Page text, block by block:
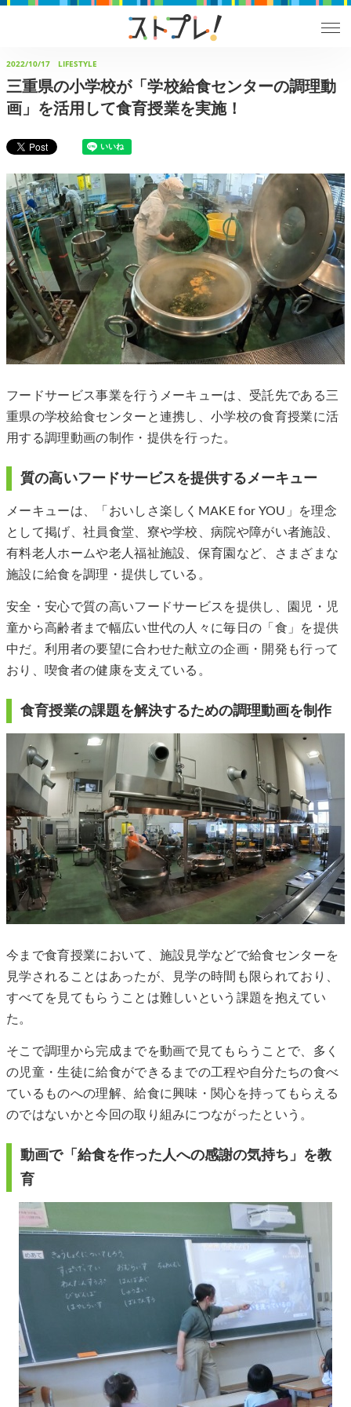
2022/10/17 LIFESTYLE
三重県の小学校が「学校給食センターの調理動
画」を活用して食育授業を実施！
フードサービス事業を行うメーキューは、受託先である三
重県の学校給食センターと連携し、小学校の食育授業に活
用する調理動画の制作・提供を行った。
質の高いフードサービスを提供するメーキュー
メーキューは、「おいしさ楽しくMAKE for YOU」を理念
として掲げ、社員食堂、寮や学校、病院や障がい者施設、
有料老人ホームや老人福祉施設、保育園など、さまざまな
施設に給食を調理・提供している。
安全・安心で質の高いフードサービスを提供し、園児・児
童から高齢者まで幅広い世代の人々に毎日の「食」を提供
中だ。利用者の要望に合わせた献立の企画・開発も行って
おり、喫食者の健康を支えている。
食育授業の課題を解決するための調理動画を制作
今まで食育授業において、施設見学などで給食センターを
見学されることはあったが、見学の時間も限られており、
すべてを見てもらうことは難しいという課題を抱えてい
た。
そこで調理から完成までを動画で見てもらうことで、多く
の児童・生徒に給食ができるまでの工程や自分たちの食べ
ているものへの理解、給食に興味・関心を持ってもらえる
のではないかと今回の取り組みにつながったという。
動画で「給食を作った人への感謝の気持ち」を教
育